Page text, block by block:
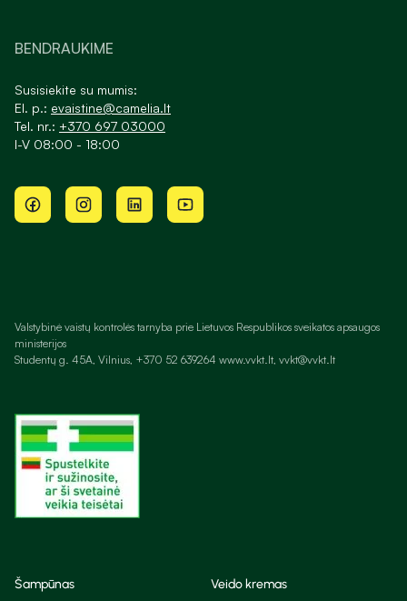
BENDRAUKIME
Susisiekite su mumis:
El. p.: evaistine@camelia.lt
Tel. nr.: +370 697 03000
I-V 08:00 - 18:00
Valstybinė vaistų kontrolės tarnyba prie Lietuvos Respublikos sveikatos apsaugos
ministerijos
Studentų g. 45A, Vilnius, +370 52 639264 www.vvkt.lt, vvkt@vvkt.lt
Šampūnas Veido kremas